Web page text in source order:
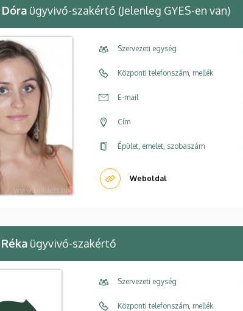
ügyvivő-szakértő (Jelenleg GYES-en van)
Szervezeti egység
Központi telefonszám, mellék
E-mail
Cím
Épület, emelet, szobaszám
Weboldal
ügyvivő-szakértő
Szervezeti egység
Központi telefonszám, mellék